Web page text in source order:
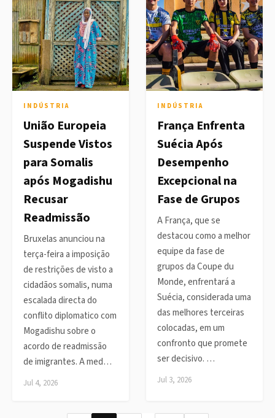
INDÚSTRIA
União Europeia
Suspende Vistos
para Somalis
após Mogadishu
Recusar
Readmissão
Bruxelas anunciou na
terça-feira a imposição
de restrições de visto a
cidadãos somalis, numa
escalada directa do
conflito diplomatico com
Mogadishu sobre o
acordo de readmissão
de imigrantes. A med…
Jul 4, 2026
INDÚSTRIA
França Enfrenta
Suécia Após
Desempenho
Excepcional na
Fase de Grupos
A França, que se
destacou como a melhor
equipe da fase de
grupos da Coupe du
Monde, enfrentará a
Suécia, considerada uma
das melhores terceiras
colocadas, em um
confronto que promete
ser decisivo. …
Jul 3, 2026